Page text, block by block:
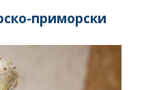
приморски